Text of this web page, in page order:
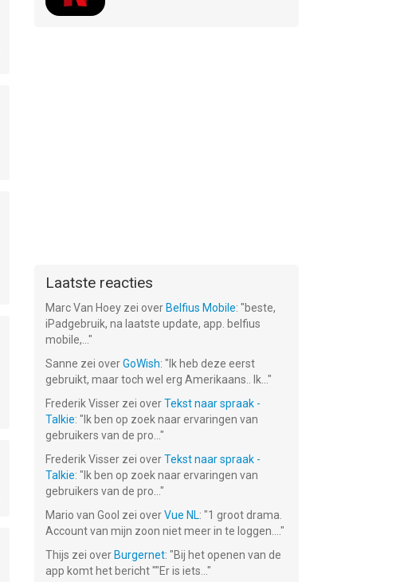
Laatste reacties
Marc Van Hoey zei over Belfius Mobile: "beste,
iPadgebruik, na laatste update, app. belfius
mobile,... "
Sanne zei overGoWish: " Ik heb deze eerst
gebruikt, maar toch wel erg Amerikaans.. Ik... "
Frederik Visser zei overTekst naar spraak -
Talkie: " Ik ben op zoek naar ervaringen van
gebruikers van de pro... "
Frederik Visser zei overTekst naar spraak -
Talkie: " Ik ben op zoek naar ervaringen van
gebruikers van de pro... "
Mario van Gool zei overVue NL: "1 groot drama.
Account van mijn zoon niet meer in te loggen.... "
Thijs zei over Burgernet: "Bij het openen van de
app komt het bericht ""Er is iets... "